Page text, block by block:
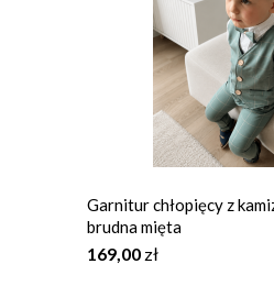
Garnitur chłopięcy z
brudna mięta
169,00 zł